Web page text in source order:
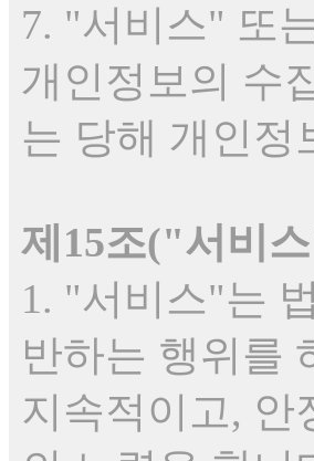
7. "서비스" 또
개인정보의 수
는 당해 개인정
제15조("서비
1. "서비스"는
반하는 행위를
지속적이고, 안